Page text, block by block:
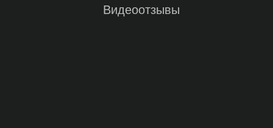
Видеоотзывы